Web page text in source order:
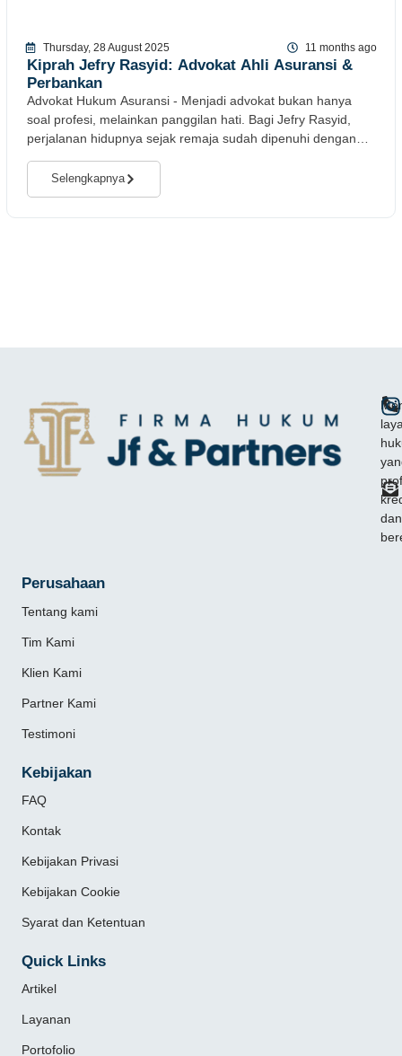
Thursday, 28 August 2025 11 months ago
Kiprah Jefry Rasyid: Advokat Ahli Asuransi &
Perbankan
Advokat Hukum Asuransi - Menjadi advokat bukan hanya
soal profesi, melainkan panggilan hati. Bagi Jefry Rasyid,
perjalanan hidupnya sejak remaja sudah dipenuhi dengan
hukumSelengkapnya
dan
Perusahaan
Tentang kami
Tim Kami
Klien Kami
Partner Kami
Testimoni
Kebijakan
FAQ
Kontak
Kebijakan Privasi
Kebijakan Cookie
Syarat dan Ketentuan
Quick Links
Artikel
Layanan
Portofolio